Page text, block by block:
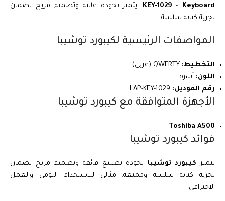
KEY-1029– Keyboard
. يتميز بجودة عالية وتصميم مريح لضمان
تجربة كتابة سلسة.
المواصفات الرئيسية لكيبورد توشيبا
التخطيط:
اللون: أسود
رقم الموديل:
الأجهزة المتوافقة مع كيبورد توشيبا
Toshiba A500
فوائد كيبورد توشيبا
يتميز كيبورد توشيبا بجودة تصنيع فائقة وتصميم مريح لضمان
تجربة كتابة سلسة وممتعة. مثالي للاستخدام اليومي والعمل
الاحترافي.